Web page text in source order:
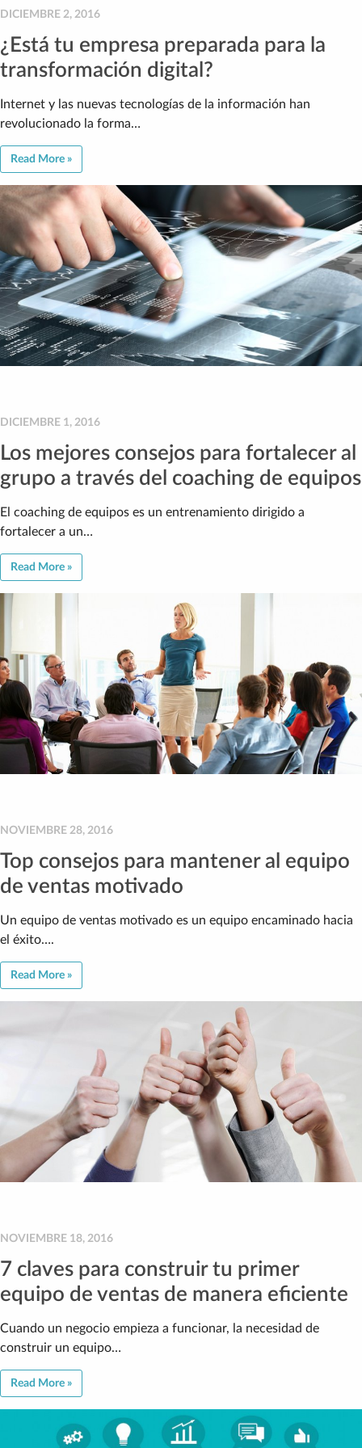
DICIEMBRE 2, 2016
¿Está tu empresa preparada para la
transformación digital?
Internet y las nuevas tecnologías de la información han
revolucionado la forma…
Read More »
DICIEMBRE 1, 2016
Los mejores consejos para fortalecer al
grupo a través del coaching de equipos
El coaching de equipos es un entrenamiento dirigido a
fortalecer a un…
Read More »
NOVIEMBRE 28, 2016
Top consejos para mantener al equipo
de ventas motivado
Un equipo de ventas motivado es un equipo encaminado hacia
el éxito….
Read More »
NOVIEMBRE 18, 2016
7 claves para construir tu primer
equipo de ventas de manera eficiente
Cuando un negocio empieza a funcionar, la necesidad de
construir un equipo…
Read More »